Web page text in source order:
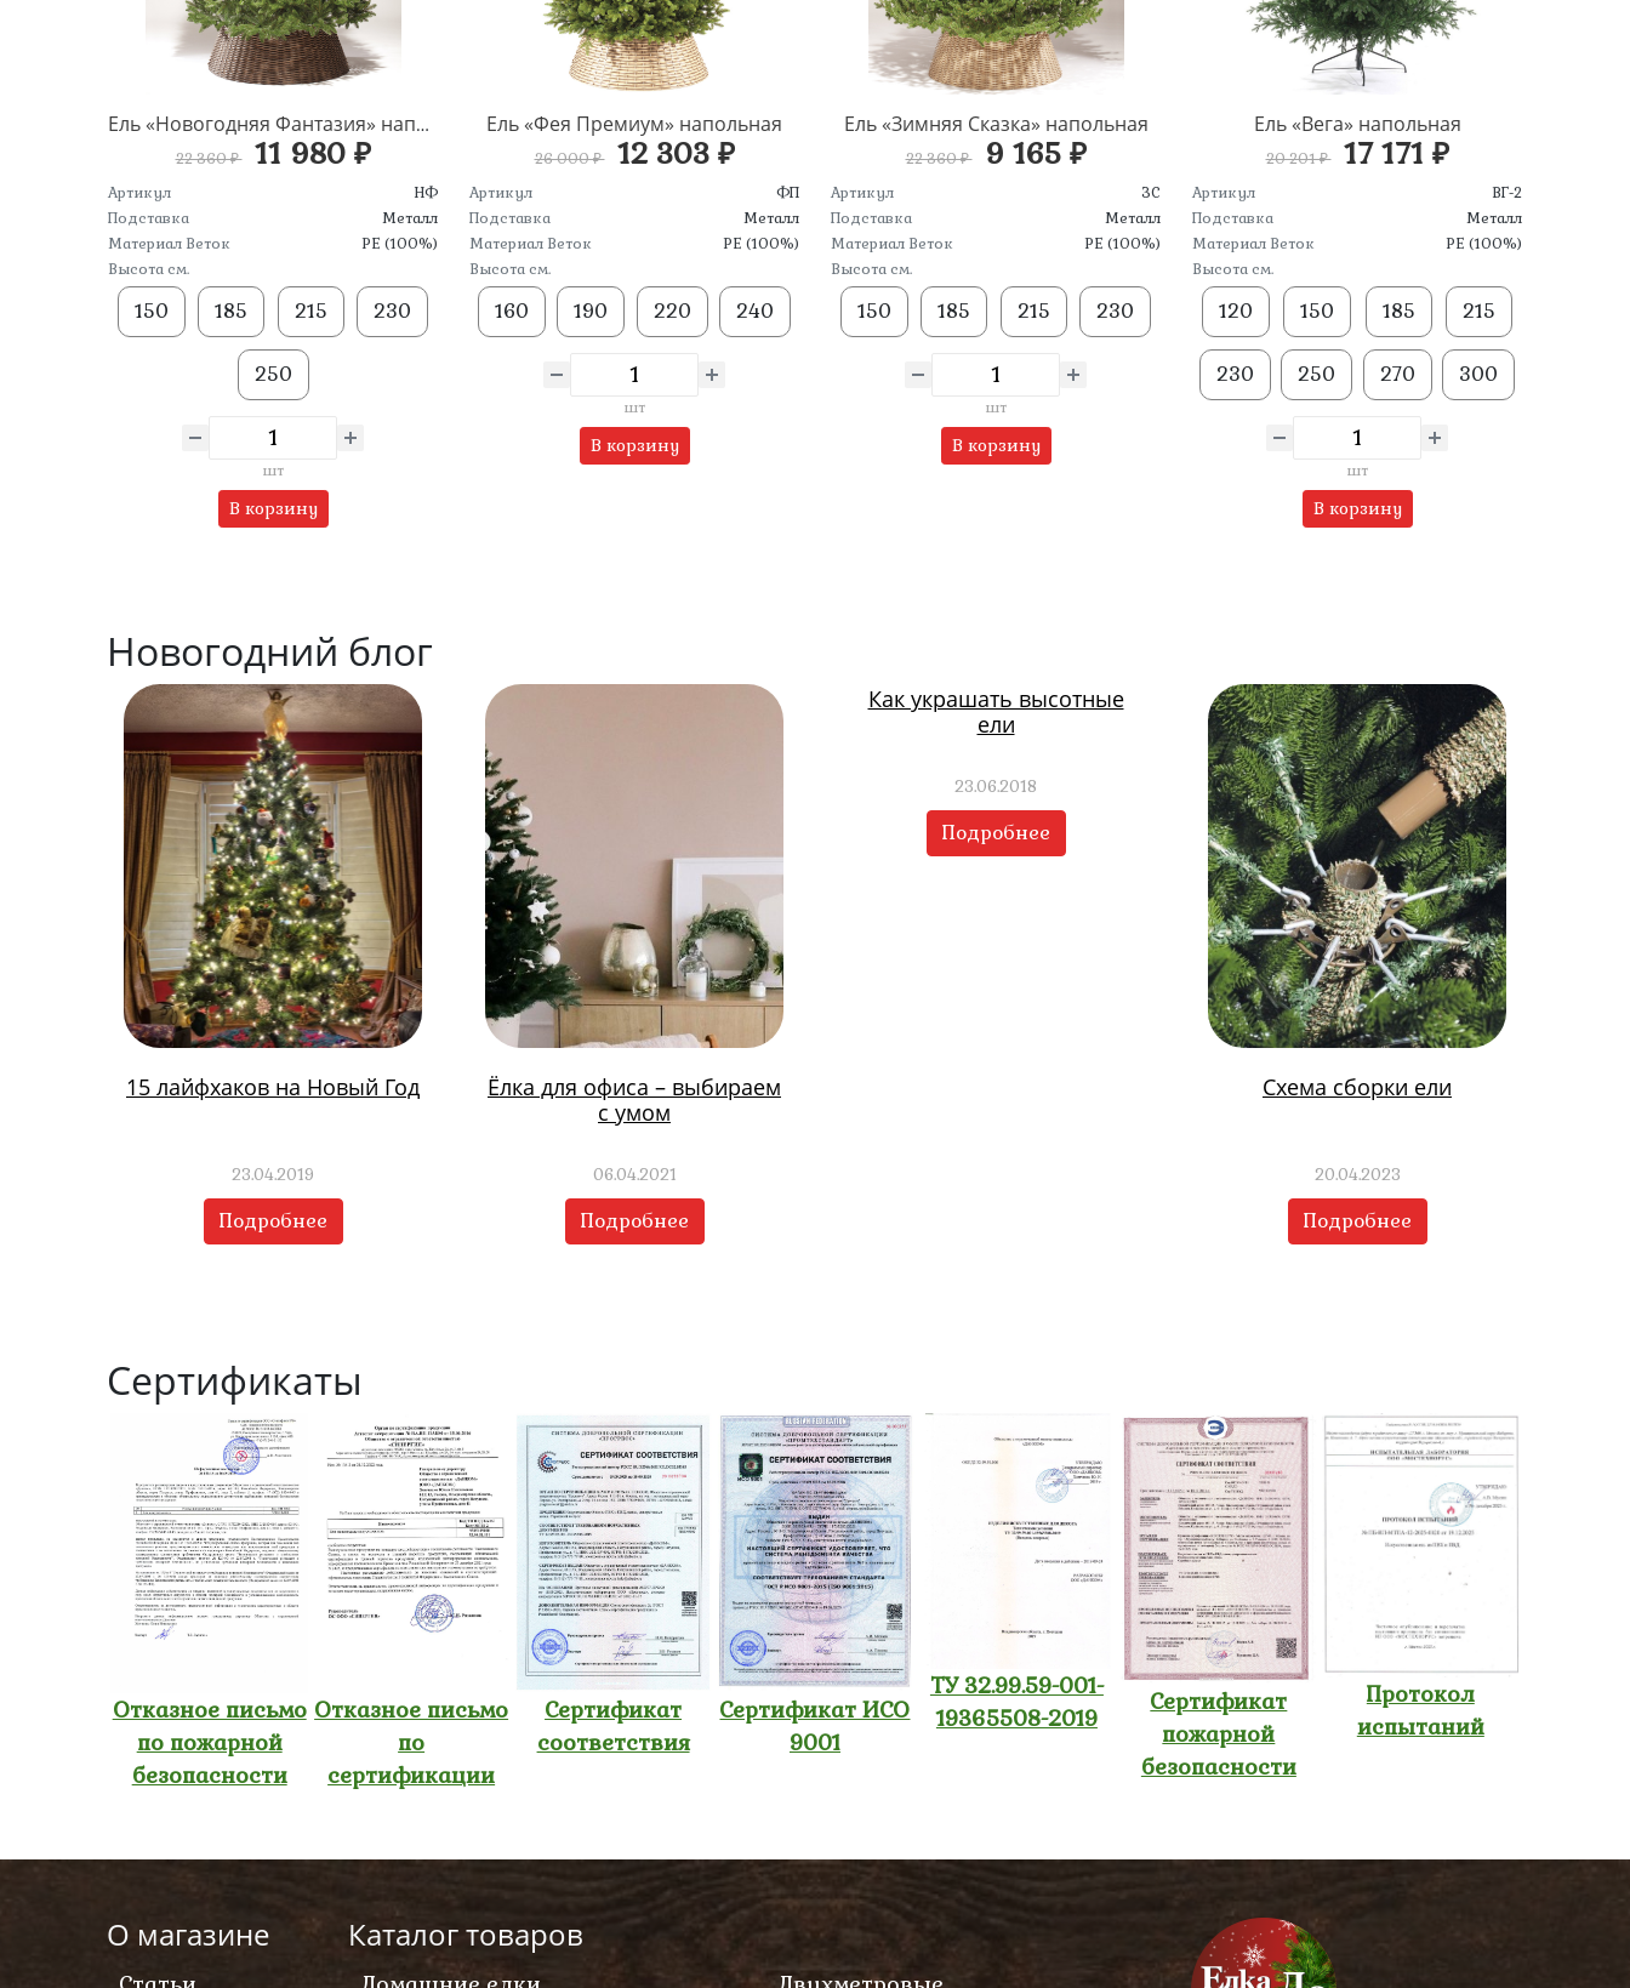
Ель «Новогодняя Фантазия» напольная
22 360 ₽ 11 980 ₽
Артикул
НФ
Подставка
Металл
Материал Веток
PE (100%)
Высота см.
150 185 215 230
250
шт
В корзину
Ель «Фея Премиум» напольная
26 000 ₽ 12 303 ₽
Артикул
ФП
Подставка
Металл
Материал Веток
PE (100%)
Высота см.
160 190 220 240
шт
В корзину
Ель «Зимняя Сказка» напольная
22 360 ₽ 9 165 ₽
Артикул
ЗС
Подставка
Металл
Материал Веток
PE (100%)
Высота см.
150 185 215 230
шт
В корзину
Ель «Вега» напольная
20 201 ₽ 17 171 ₽
Артикул
ВГ-2
Подставка
Металл
Материал Веток
PE (100%)
Высота см.
120 150 185 215
230 250 270 300
шт
В корзину
Новогодний блог
15 лайфхаков на Новый Год
23.04.2019
Подробнее
Ёлка для офиса – выбираем
с умом
06.04.2021
Подробнее
Как украшать высотные
ели
23.06.2018
Подробнее
Схема сборки ели
20.04.2023
Подробнее
Сертификаты
Отказное письмо
по пожарной
безопасности
Отказное письмо
по
сертификации
Сертификат
соответствия
Сертификат ИСО
9001
ТУ 32.99.59-001-
19365508-2019
Сертификат
пожарной
безопасности
Протокол
испытаний
О магазине Каталог товаров